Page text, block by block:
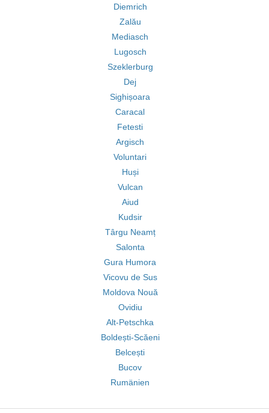
Diemrich
Zalău
Mediasch
Lugosch
Szeklerburg
Dej
Sighișoara
Caracal
Fetesti
Argisch
Voluntari
Huși
Vulcan
Aiud
Kudsir
Târgu Neamț
Salonta
Gura Humora
Vicovu de Sus
Moldova Nouă
Ovidiu
Alt-Petschka
Boldești-Scăeni
Belcești
Bucov
Rumänien